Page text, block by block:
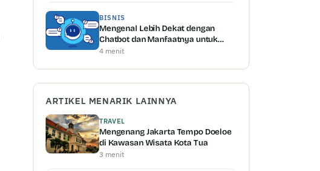
BISNIS
Mengenal Lebih Dekat dengan
Chatbot dan Manfaatnya untuk
Bisnis
4 menit
ARTIKEL MENARIK LAINNYA
TRAVEL
Mengenang Jakarta Tempo Doeloe
di Kawasan Wisata Kota Tua
3 menit